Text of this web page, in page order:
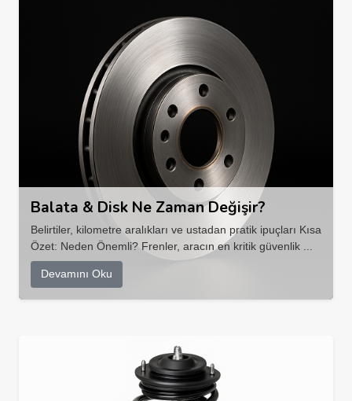
Balata & Disk Ne Zaman Değişir?
Belirtiler, kilometre aralıkları ve ustadan pratik ipuçları Kısa
Özet: Neden Önemli? Frenler, aracın en kritik güvenlik ...
Devamını Oku